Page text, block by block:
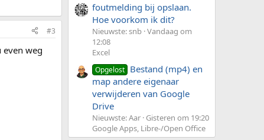
#3
weg
foutmelding bij opslaan.
Hoe voorkom ik dit?
Nieuwste: snb Vandaag om
12:08
Excel
Opgelost Bestand (mp4) en
map andere eigenaar
verwijderen van Google
Drive
Nieuwste: Aar Gisteren om 19:20
Google Apps, Libre-/Open Office